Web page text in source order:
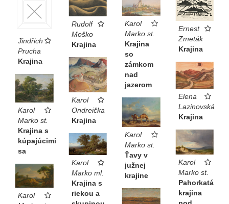
Jindřich
Prucha
Krajina
Rudolf
Moško
Krajina
Karol
Marko st.
Krajina
so
zámkom
nad
jazerom
Ernest
Zmeták
Krajina
Karol
Ondreička
Krajina
Elena
Lazinovská
Krajina
Karol
Marko st.
Krajina s
kúpajúcimi
sa
Karol
Marko st.
Ťavy v
južnej
krajine
Karol
Marko st.
Pahorkatá
krajina
Karol
Marko ml.
Krajina s
riekou a
Karol